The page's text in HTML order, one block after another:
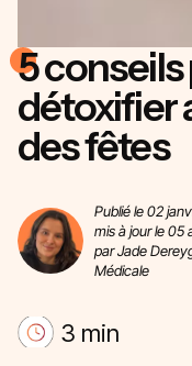
5 conseils
détoxifier
des fêtes
Publié le 02
mis à jour le 05
par Jade
Médicale
3 min